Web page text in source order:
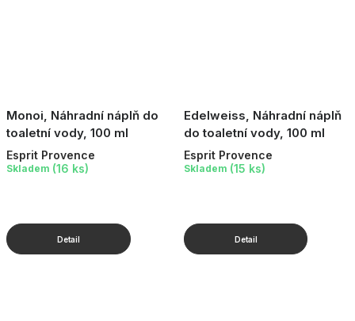
Monoi, Náhradní náplň do
toaletní vody, 100 ml
Esprit Provence
Skladem (16 ks)
Edelweiss, Náhradní náplň
do toaletní vody, 100 ml
Esprit Provence
Skladem (15 ks)